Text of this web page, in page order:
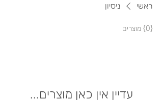
ראשי ניסיון
{0} מוצרים
עדיין אין כאן מוצרים...